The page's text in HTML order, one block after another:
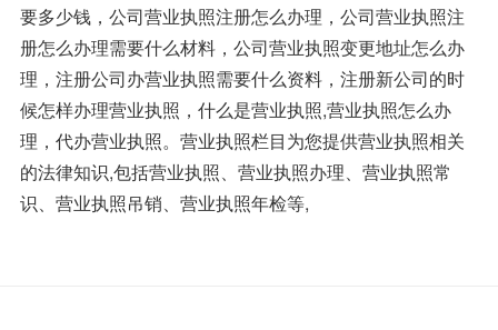
要多少钱，公司营业执照注册怎么办理，公司营业执照注
册怎么办理需要什么材料，公司营业执照变更地址怎么办
理，注册公司办营业执照需要什么资料，注册新公司的时
候怎样办理营业执照，什么是营业执照,营业执照怎么办
理，代办营业执照。营业执照栏目为您提供营业执照相关
的法律知识,包括营业执照、营业执照办理、营业执照常
识、营业执照吊销、营业执照年检等,